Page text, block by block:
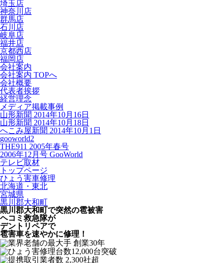
埼玉店
神奈川店
群馬店
石川店
岐阜店
福井店
京都西店
福岡店
会社案内
会社案内 TOPへ
会社概要
代表者挨拶
経営理念
メディア掲載事例
山形新聞 2014年10月16日
山形新聞 2014年10月18日
へこみ屋新聞 2014年10月1日
gooworld2
THE911 2005年春号
2006年12月号 GooWorld
テレビ取材
トップページ
ひょう害車修理
北海道・東北
宮城県
黒川郡大和町
黒川郡大和町で突然の雹被害
ヘコミ救急隊が
デントリペアで
雹害車を速やかに修理！